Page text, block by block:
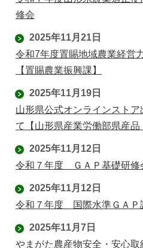
修会
2025年11月21日
令和7年度置賜地域農業経営
【置賜農業振興課】
2025年11月19日
山形県公式オンラインスト
て【山形県産業労働部県産品
2025年11月12日
令和７年度 ＧＡＰ基礎研修
2025年11月12日
令和７年度 国際水準ＧＡＰ
2025年11月7日
やまがた農産物安全・安心取